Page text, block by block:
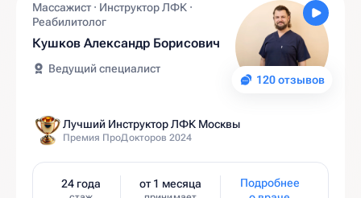
120 отзывов
Массажист · Инструктор ЛФК ·
Реабилитолог
Кушков Александр Борисович
Ведущий специалист
Лучший Инструктор ЛФК Москвы
Премия ПроДокторов 2024
24 года от 1 месяца
Подробнее